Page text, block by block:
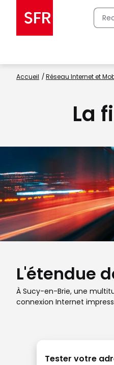
Accueil Réseau Internet et
La
L'étendue
À Sucy-en-Brie, une
connexion Internet
Tester votre